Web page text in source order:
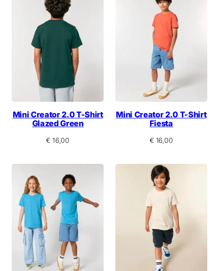
Mini Creator 2.0 T-Shirt
Glazed Green
€ 16,00
Mini Creator 2.0 T-Shirt
Fiesta
€16,00